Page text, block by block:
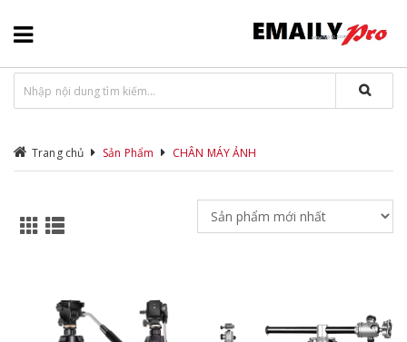
Trang chủ Sản Phẩm CHÂN MÁY ẢNH